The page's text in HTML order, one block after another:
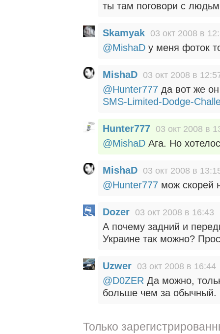
ты там поговори с
Skamyak 03 окт 2008 в
@MishaD у меня фоток
MishaD 03 окт 2008 в
@Hunter777 да вот же
SMS-Limited-Dodge-
Hunter777 03 окт 2008 в
@MishaD Ага. Но
MishaD 03 окт 2008 в
@Hunter777 мож скорей
Dozer 03 окт 2008 в 16:43
А почему задний и
Украине так можно?
Uzwer 03 окт 2008 в 16:44
@D0ZER Да можно,
больше чем за обычный.
Только